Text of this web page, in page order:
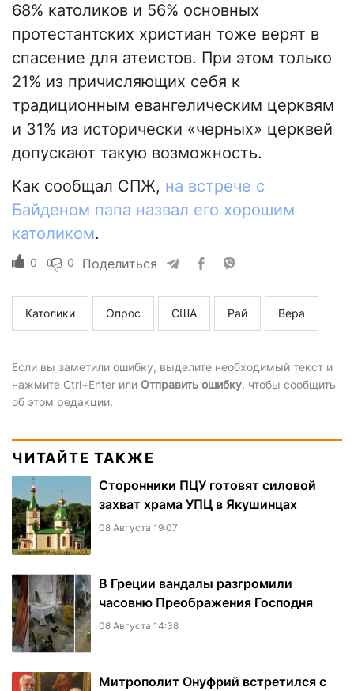
68% католиков и 56% основных
протестантских христиан тоже верят в
спасение для атеистов. При этом только
21% из причисляющих себя к
традиционным евангелическим церквям
и 31% из исторически «черных» церквей
допускают такую возможность.
Как сообщал СПЖ, на встрече с
Байденом папа назвал его хорошим
католиком.
0 0 Поделиться
Католики Опрос США Рай Вера
Если вы заметили ошибку, выделите необходимый текст и
нажмите Ctrl+Enter или Отправить ошибку, чтобы сообщить
об этом редакции.
ЧИТАЙТЕ ТАКЖЕ
Сторонники ПЦУ готовят силовой
захват храма УПЦ в Якушинцах
08 Августа 19:07
В Греции вандалы разгромили
часовню Преображения Господня
08 Августа 14:38
Митрополит Онуфрий встретился с